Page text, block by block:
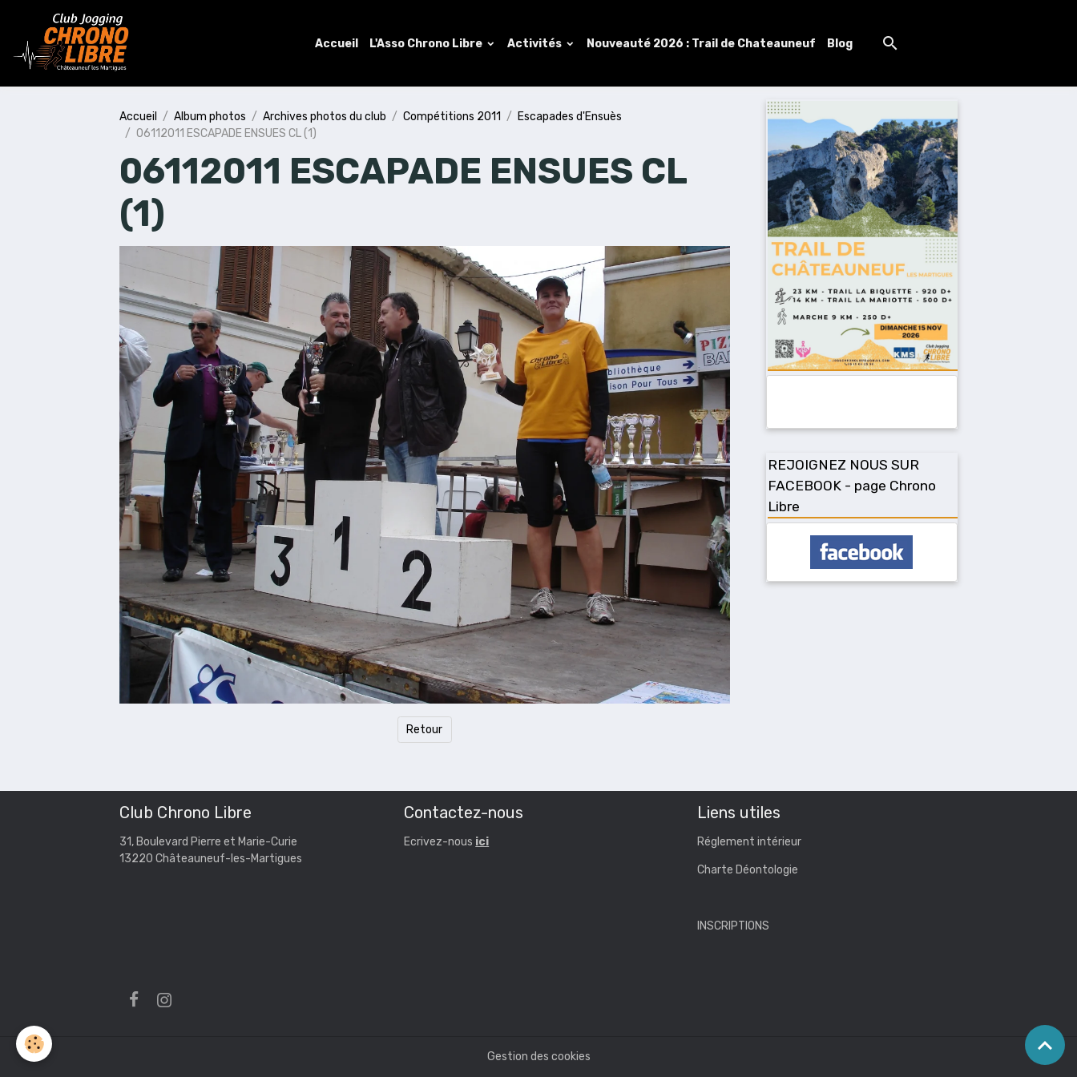
Accueil L'Asso Chrono Libre Activités Nouveauté 2026 : Trail de Chateauneuf Blog
Accueil Album photos Archives photos du club Compétitions 2011
Escapades d'Ensuès
06112011 ESCAPADE ENSUES CL (1)
06112011 ESCAPADE ENSUES CL
(1)
Retour
REJOIGNEZ NOUS SUR
FACEBOOK - page Chrono
Libre
Club Chrono Libre
31, Boulevard Pierre et Marie-Curie
13220 Châteauneuf-les-Martigues
Contactez-nous
Ecrivez-nous ici
Liens utiles
Réglement intérieur
Charte Déontologie
INSCRIPTIONS
Gestion des cookies